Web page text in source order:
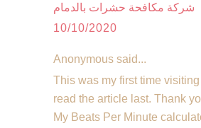
شركة مكافحة حشرات بالدمام
10/10/2020
Anonymous said...
This was my first time
read the article last. Thank
My Beats Per Minute